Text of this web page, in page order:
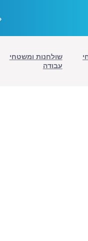
שולחנות ומשטחי
עבודה